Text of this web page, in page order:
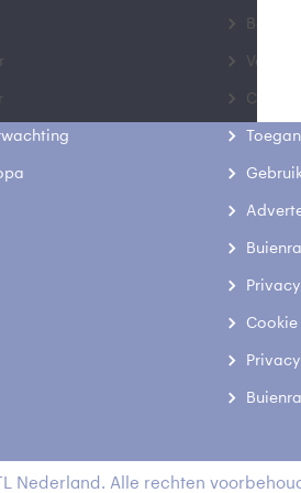
Contact
Nederland. Alle rechten